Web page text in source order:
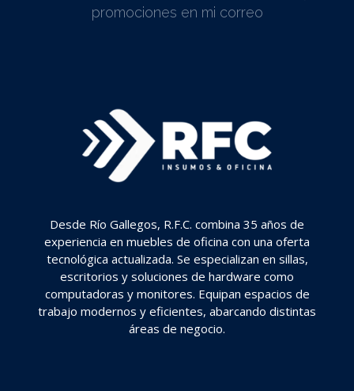
promociones en mi correo
Desde Río Gallegos, R.F.C. combina 35 años de
experiencia en muebles de oficina con una oferta
tecnológica actualizada. Se especializan en sillas,
escritorios y soluciones de hardware como
computadoras y monitores. Equipan espacios de
trabajo modernos y eficientes, abarcando distintas
áreas de negocio.